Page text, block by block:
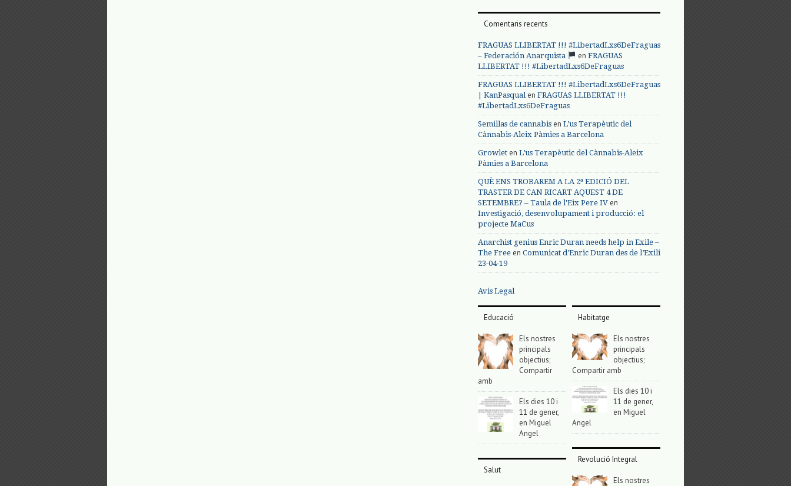
Comentaris recents
FRAGUAS LLIBERTAT !!! #LibertadLxs6DeFraguas
– Federación Anarquista
en FRAGUAS
LLIBERTAT !!! #LibertadLxs6DeFraguas
FRAGUAS LLIBERTAT !!! #LibertadLxs6DeFraguas
| KanPasqualen FRAGUAS LLIBERTAT !!!
#LibertadLxs6DeFraguas
Semillas de cannabis en L’us Terapèutic del
Cànnabis-Aleix Pàmies a Barcelona
Growlet en L’us Terapèutic del Cànnabis-Aleix
Pàmies a Barcelona
QUÈ ENS TROBAREM A LA 2ª EDICIÓ DEL
TRASTER DE CAN RICART AQUEST 4 DE
SETEMBRE? – Taula de l'Eix Pere IV en
Investigació, desenvolupament i producció: el
projecte MaCus
Anarchist genius Enric Duran needs help in Exile –
The Free en Comunicat d’Enric Duran des de l’Exili
23-04-19
Avis Legal
Educació
Els nostres
principals
objectius;
Compartir
amb
Els dies 10 i
11 de gener,
en Miguel
Angel
Salut
Habitatge
Els nostres
principals
objectius;
Compartir amb
Els dies 10 i
11 de gener,
en Miguel
Angel
Revolució Integral
Els nostres